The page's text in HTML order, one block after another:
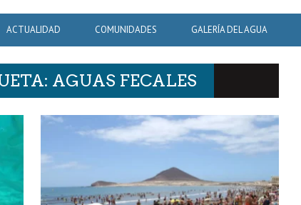
ACTUALIDAD COMUNIDADES GALERÍA DEL AGUA
AGUAS FECALES